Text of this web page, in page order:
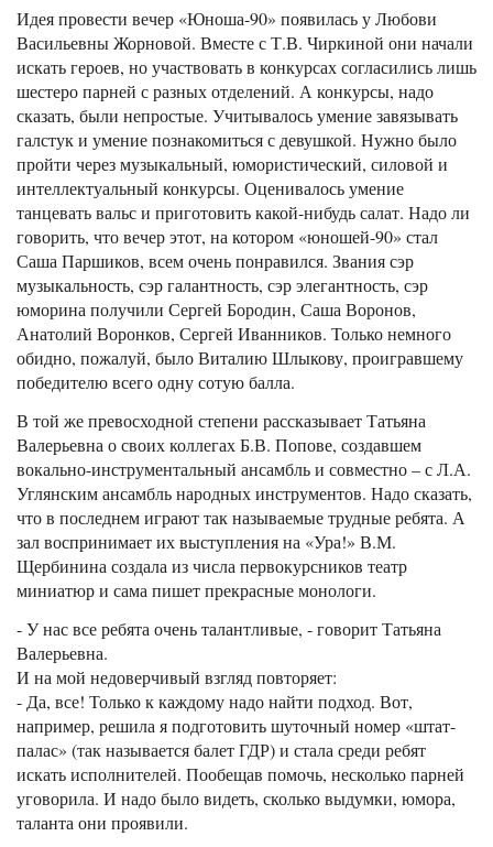
Идея провести вечер «Юноша-90» появилась у Любови
Васильевны Жорновой. Вместе с Т.В. Чиркиной они начали
искать героев, но участвовать в конкурсах согласились лишь
шестеро парней с разных отделений. А конкурсы, надо
сказать, были непростые. Учитывалось умение завязывать
галстук и умение познакомиться с девушкой. Нужно было
пройти через музыкальный, юмористический, силовой и
интеллектуальный конкурсы. Оценивалось умение
танцевать вальс и приготовить какой-нибудь салат. Надо ли
говорить, что вечер этот, на котором «юношей-90» стал
Саша Паршиков, всем очень понравился. Звания сэр
музыкальность, сэр галантность, сэр элегантность, сэр
юморина получили Сергей Бородин, Саша Воронов,
Анатолий Воронков, Сергей Иванников. Только немного
обидно, пожалуй, было Виталию Шлыкову, проигравшему
победителю всего одну сотую балла.
В той же превосходной степени рассказывает Татьяна
Валерьевна о своих коллегах Б.В. Попове, создавшем
вокально-инструментальный ансамбль и совместно – с Л.А.
Углянским ансамбль народных инструментов. Надо сказать,
что в последнем играют так называемые трудные ребята. А
зал воспринимает их выступления на «Ура!» В.М.
Щербинина создала из числа первокурсников театр
миниатюр и сама пишет прекрасные монологи.
- У нас все ребята очень талантливые, - говорит Татьяна
Валерьевна.
И на мой недоверчивый взгляд повторяет:
- Да, все! Только к каждому надо найти подход. Вот,
например, решила я подготовить шуточный номер «штат-
палас» (так называется балет ГДР) и стала среди ребят
искать исполнителей. Пообещав помочь, несколько парней
уговорила. И надо было видеть, сколько выдумки, юмора,
таланта они проявили.